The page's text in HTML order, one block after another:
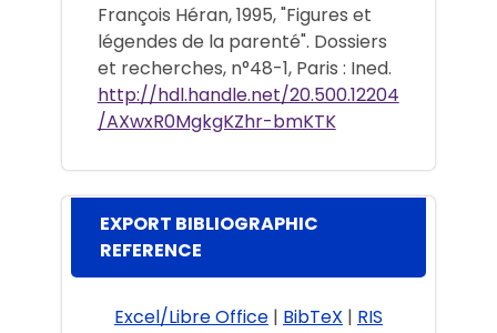
François Héran, 1995, "Figures et
légendes de la parenté". Dossiers
et recherches, n°48-1, Paris : Ined.
http://hdl.handle.net/20.500.12204
/AXwxR0MgkgKZhr-bmKTK
EXPORT BIBLIOGRAPHIC
REFERENCE
Excel/Libre Office | BibTeX | RIS